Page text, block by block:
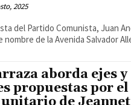
2025
del Partido Comunista, Juan
nombre de la Avenida Salvador
aborda ejes y
propuestas por el